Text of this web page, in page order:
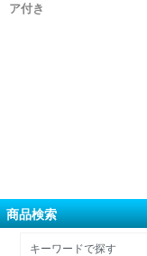
ア付き
商品検索